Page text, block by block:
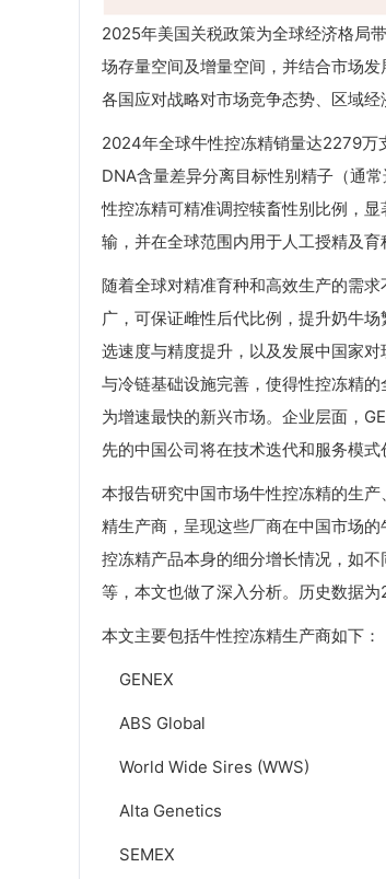
2025年美国关税政策为全球经济格局
场存量空间及增量空间，并结合市场
各国应对战略对市场竞争态势、区域经
2024年全球牛性控冻精销量达2279万
DNA含量差异分离目标性别精子（通
性控冻精可精准调控犊畜性别比例，
输，并在全球范围内用于人工授精及育
随着全球对精准育种和高效生产的需
广，可保证雌性后代比例，提升奶牛
选速度与精度提升，以及发展中国家
与冷链基础设施完善，使得性控冻精
为增速最快的新兴市场。企业层面，
先的中国公司将在技术迭代和服务模
本报告研究中国市场牛性控冻精的生
精生产商，呈现这些厂商在中国市场
控冻精产品本身的细分增长情况，如
等，本文也做了深入分析。历史数据
本文主要包括牛性控冻精生产商如下：
GENEX
ABS Global
World Wide Sires (WWS)
Alta Genetics
SEMEX